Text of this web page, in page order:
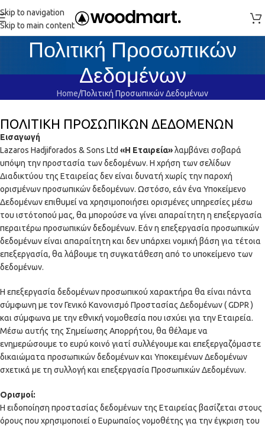
Skip to navigation
Skip to main content
Πολιτική Προσωπικών
Δεδομένων
Home Πολιτική Προσωπικών Δεδομένων
ΠΟΛΙΤΙΚΗ ΠΡΟΣΩΠΙΚΩΝ ΔΕΔΟΜΕΝΩΝ
Εισαγωγή
Lazaros Hadjiforados & Sons Ltd «Η Εταιρεία»λαμβάνει σοβαρά
υπόψη την προστασία των δεδομένων. Η χρήση των σελίδων
Διαδικτύου της Εταιρείας δεν είναι δυνατή χωρίς την παροχή
ορισμένων προσωπικών δεδομένων. Ωστόσο, εάν ένα Υποκείμενο
Δεδομένων επιθυμεί να χρησιμοποιήσει ορισμένες υπηρεσίες μέσω
του ιστότοπού μας, θα μπορούσε να γίνει απαραίτητη η επεξεργασία
περαιτέρω προσωπικών δεδομένων. Εάν η επεξεργασία προσωπικών
δεδομένων είναι απαραίτητη και δεν υπάρχει νομική βάση για τέτοια
επεξεργασία, θα λάβουμε τη συγκατάθεση από το υποκείμενο των
δεδομένων.
Η επεξεργασία δεδομένων προσωπικού χαρακτήρα θα είναι πάντα
σύμφωνη με τον Γενικό Κανονισμό Προστασίας Δεδομένων ( GDPR )
και σύμφωνα με την εθνική νομοθεσία που ισχύει για την Εταιρεία.
Μέσω αυτής της Σημείωσης Απορρήτου, θα θέλαμε να
ενημερώσουμε το ευρύ κοινό γιατί συλλέγουμε και επεξεργαζόμαστε
δικαιώματα προσωπικών δεδομένων και Υποκειμένων Δεδομένων
σχετικά με τη συλλογή και επεξεργασία Προσωπικών Δεδομένων.
Ορισμοί:
Η ειδοποίηση προστασίας δεδομένων της Εταιρείας βασίζεται στους
όρους που χρησιμοποιεί ο Ευρωπαίος νομοθέτης για την έγκριση του